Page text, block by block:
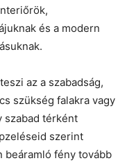
és a modern
az a szabadság,
szükség falakra vagy
szabad térként
szerint
beáramló fény tovább